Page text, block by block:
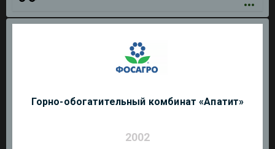
Горно-обогатительный комбинат «Апатит»
2002